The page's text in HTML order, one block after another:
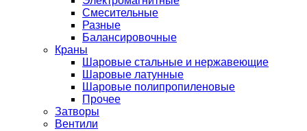
Смесительные
Разные
Балансировочные
Краны
Шаровые стальные и нержавеющие
Шаровые латунные
Шаровые полипропиленовые
Прочее
Затворы
Вентили